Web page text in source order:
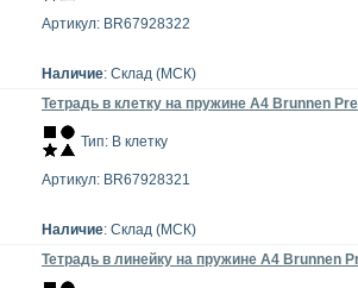
Артикул: BR67928322
Наличие: Склад (МСК)
Тетрадь в клетку на пружине А4 Brunnen
Тип: В клетку
Артикул: BR67928321
Наличие: Склад (МСК)
Тетрадь в линейку на пружине А4 Brunnen